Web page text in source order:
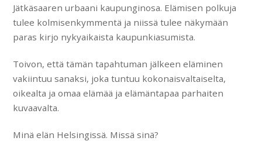
Jätkäsaaren urbaani kaupunginosa. Elämisen polkuja
tulee kolmisenkymmentä ja niissä tulee näkymään
paras kirjo nykyaikaista kaupunkiasumista.
Toivon, että tämän tapahtuman jälkeen eläminen
vakiintuu sanaksi, joka tuntuu kokonaisvaltaiselta,
oikealta ja omaa elämää ja elämäntapaa parhaiten
kuvaavalta.
Minä elän Helsingissä. Missä sinä?